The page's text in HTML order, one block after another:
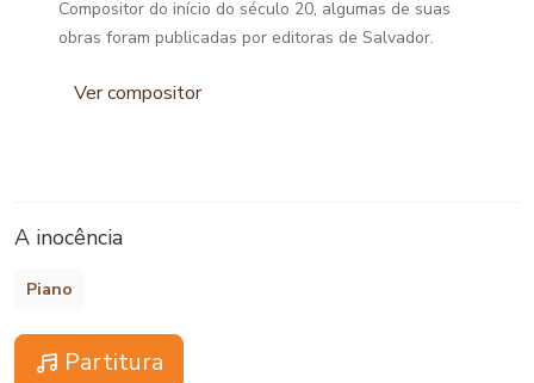
Compositor do início do século 20, algumas de suas
obras foram publicadas por editoras de Salvador.
Ver compositor
A inocência
Piano
Partitura